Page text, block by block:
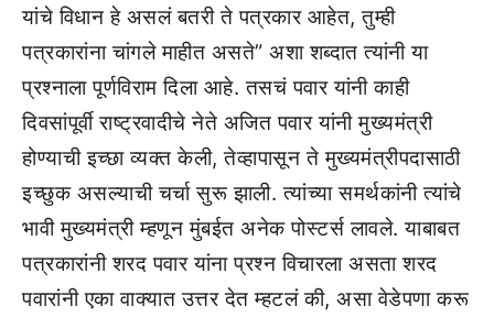
यांचे विधान हे असलं बतरी ते पत्रकार आहेत, तुम्ही
पत्रकारांना चांगले माहीत असते” अशा शब्दात त्यांनी या
प्रश्नाला पूर्णविराम दिला आहे. तसचं पवार यांनी काही
दिवसांपूर्वी राष्ट्रवादीचे नेते अजित पवार यांनी मुख्यमंत्री
होण्याची इच्छा व्यक्त केली, तेव्हापासून ते मुख्यमंत्रीपदासाठी
इच्छुक असल्याची चर्चा सुरू झाली. त्यांच्या समर्थकांनी त्यांचे
भावी मुख्यमंत्री म्हणून मुंबईत अनेक पोस्टर्स लावले. याबाबत
पत्रकारांनी शरद पवार यांना प्रश्न विचारला असता शरद
पवारांनी एका वाक्यात उत्तर देत म्हटलं की, असा वेडेपणा करू